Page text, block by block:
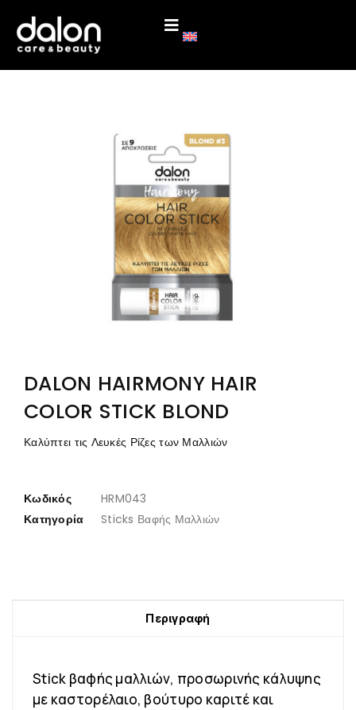
DALON HAIRMONY HAIR
COLOR STICK BLOND
Καλύπτει τις Λευκές Ρίζες των Μαλλιών
Κωδικός
HRM043
Κατηγορία
Sticks Βαφής Μαλλιών
Περιγραφή
Stick βαφής μαλλιών, προσωρινής κάλυψης
με καστορέλαιο, βούτυρο καριτέ και